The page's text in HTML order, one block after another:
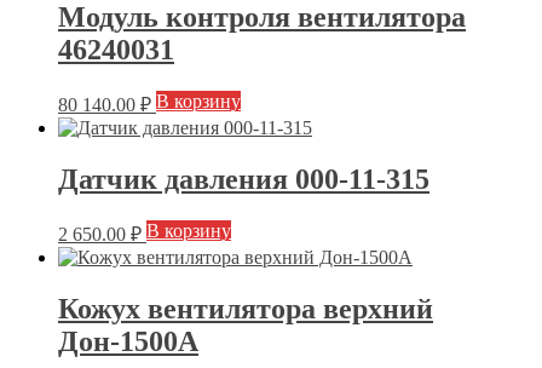
Модуль контроля вентилятора
46240031
80 140.00 ₽ В корзину
Датчик давления 000-11-315
2 650.00 ₽ В корзину
Кожух вентилятора верхний
Дон-1500А